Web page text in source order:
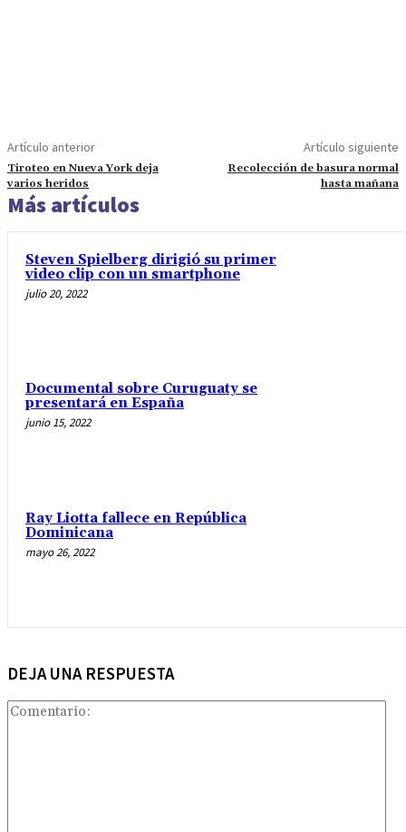
Artículo anterior
Tiroteo en Nueva York deja
varios heridos
Artículo siguiente
Recolección de basura normal
hasta mañana
Más artículos
Steven Spielberg dirigió su primer
video clip con un smartphone
julio 20, 2022
Documental sobre Curuguaty se
presentará en España
junio 15, 2022
Ray Liotta fallece en República
Dominicana
mayo 26, 2022
DEJA UNA RESPUESTA